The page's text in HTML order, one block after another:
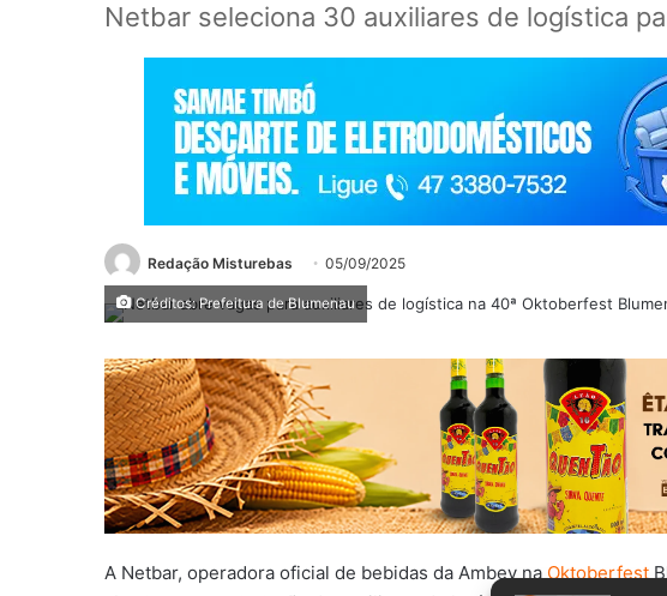
Netbar seleciona 30 auxiliares de logística
Redação Misturebas 05/09/2025
Créditos: Prefeitura de Blumenau
A Netbar, operadora oficial de bebidas da Ambev naOktoberfest